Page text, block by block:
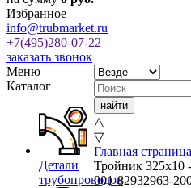
Избранное
info@trubmarket.ru
+7(495)280-07-22
заказать звонок
Меню
Каталог
Детали
трубопроводов
△
▽
Главная страница
Тройник 325х10
001-82932963-